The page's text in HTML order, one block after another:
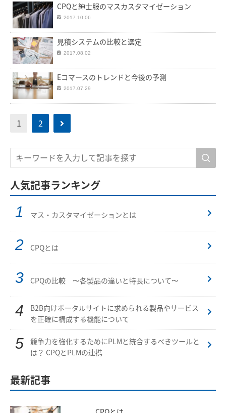
CPQと紳士服のマスカスタマイゼーション
2017.10.06
見積システムの比較と選定
2017.08.02
Eコマースのトレンドと今後の予測
2017.07.29
1 2
人気記事ランキング
マス・カスタマイゼーションとは
CPQとは
CPQの比較 〜各製品の違いと特長について〜
B2B向けポータルサイトに求められる製品やサービス
を正確に構成する機能について
競争力を強化するためにPLMと統合するべきツールと
は？ CPQとPLMの連携
最新記事